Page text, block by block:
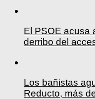
El PSOE acusa
derribo del
Los bañistas
Reducto, más